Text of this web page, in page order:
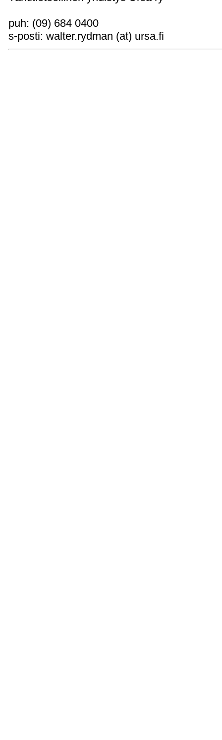
puh: (09) 684 0400
s-posti: walter.rydman (at) ursa.fi